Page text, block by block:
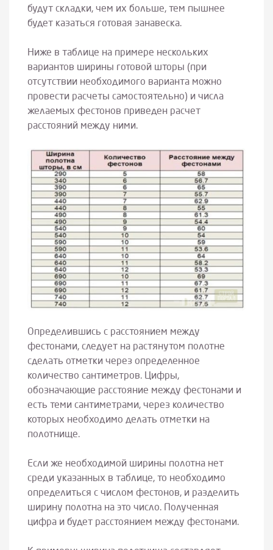
будут складки, чем их больше, тем пышнее
будет казаться готовая занавеска.
Ниже в таблице на примере нескольких
вариантов ширины готовой шторы (при
отсутствии необходимого варианта можно
провести расчеты самостоятельно) и числа
желаемых фестонов приведен расчет
расстояний между ними.
Определившись с расстоянием между
фестонами, следует на растянутом полотне
сделать отметки через определенное
количество сантиметров. Цифры,
обозначающие расстояние между фестонами и
есть теми сантиметрами, через количество
которых необходимо делать отметки на
полотнище.
Если же необходимой ширины полотна нет
среди указанных в таблице, то необходимо
определиться с числом фестонов, и разделить
ширину полотна на это число. Полученная
цифра и будет расстоянием между фестонами.